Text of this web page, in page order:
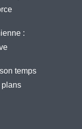
:
temps
plans